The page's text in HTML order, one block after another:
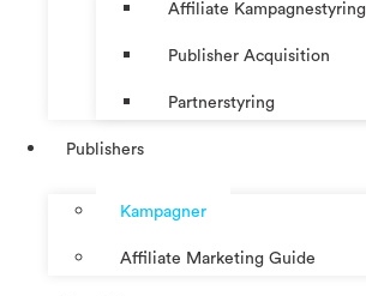
Affiliate Kampagnestyring
Publisher Acquisition
Partnerstyring
Publishers
Kampagner
Affiliate Marketing Guide